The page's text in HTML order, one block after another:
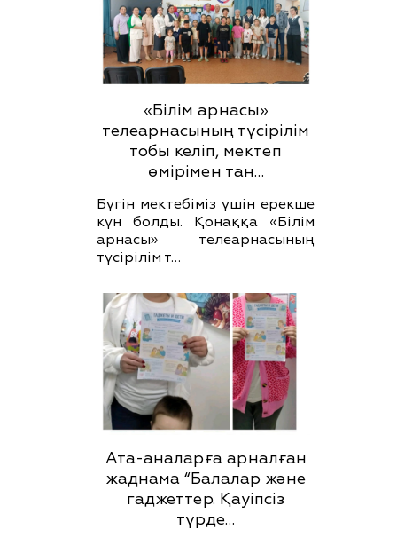
«Білім арнасы»
телеарнасының түсірілім
тобы келіп, мектеп
өмірімен тан…
Бүгін мектебіміз үшін ерекше
күн болды. Қонаққа «Білім
арнасы» телеарнасының
түсірілім т…
Ата-аналарға арналған
жаднама “Балалар және
гаджеттер. Қауіпсіз
түрде…